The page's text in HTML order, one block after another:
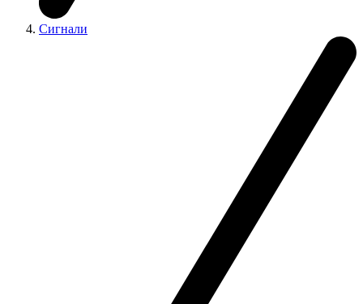
Сигнали